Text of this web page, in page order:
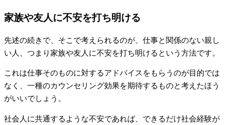
家族や友人に不安を打ち明ける
先述の続きで、そこで考えられるのが、仕事と関係のない親し
い人、つまり家族や友人に不安を打ち明けるという方法です。
これは仕事そのものに対するアドバイスをもらうのが目的では
なく、一種のカウンセリング効果を期待するものと考えたほう
がいいでしょう。
社会人に共通するような不安であれば、できるだけ社会経験が